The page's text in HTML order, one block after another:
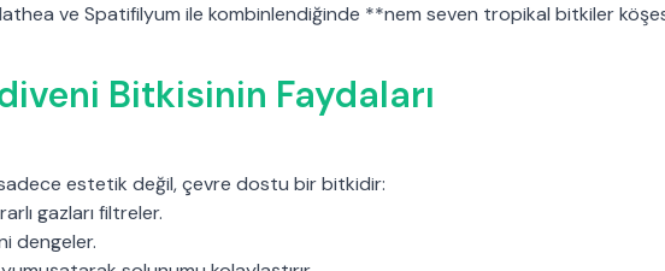
ve Spatifilyum ile kombinlendiğinde **nem seven tropikal bitkiler
Bitkisinin Faydaları
estetik değil, çevre dostu bir bitkidir:
gazları filtreler.
dengeler.